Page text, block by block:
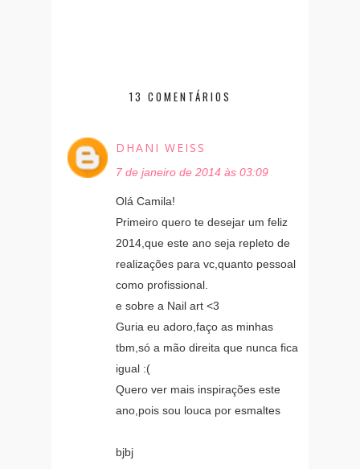
13 COMENTÁRIOS
DHANI WEISS
7 de janeiro de 2014 às 03:09
Olá Camila!
Primeiro quero te desejar um feliz
2014,que este ano seja repleto de
realizações para vc,quanto pessoal
como profissional.
e sobre a Nail art <3
Guria eu adoro,faço as minhas
tbm,só a mão direita que nunca fica
igual :(
Quero ver mais inspirações este
ano,pois sou louca por esmaltes
bjbj